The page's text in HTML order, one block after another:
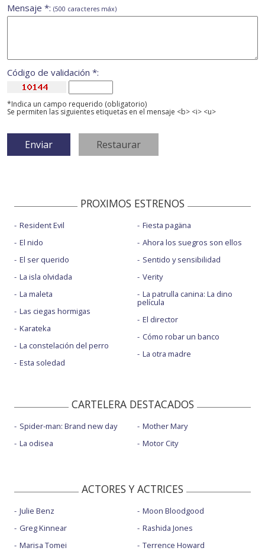
Mensaje *: (500 caracteres máx)
Código de validación *:
*Indica un campo requerido (obligatorio)
Se permiten las siguientes etiquetas en el mensaje <b> <i> <u>
PROXIMOS ESTRENOS
Resident Evil
El nido
El ser querido
La isla olvidada
La maleta
Las ciegas hormigas
Karateka
La constelación del perro
Esta soledad
Fiesta pagäna
Ahora los suegros son ellos
Sentido y sensibilidad
Verity
La patrulla canina: La dino
película
El director
Cómo robar un banco
La otra madre
CARTELERA DESTACADOS
Spider-man: Brand new day
La odisea
Mother Mary
Motor City
ACTORES Y ACTRICES
Julie Benz
Greg Kinnear
Marisa Tomei
Moon Bloodgood
Rashida Jones
Terrence Howard